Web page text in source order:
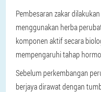
Pembesaran zakar
menggunakan herba
komponen aktif secara
mempengaruhi tahap
Sebelum perkembangan
berjaya dirawat dengan